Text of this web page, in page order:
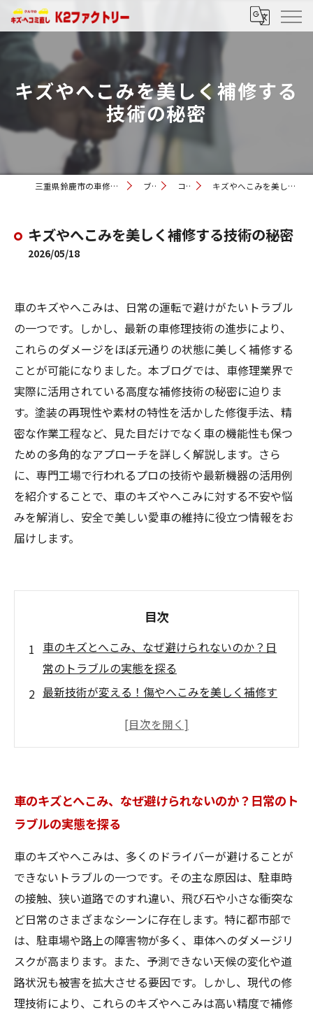
キズやへこみを美しく補修する
技術の秘密
三重県鈴鹿市の車修理ならK2ファクトリー ブログ コラム キズやへこみを美しく補修する技術の秘密
キズやへこみを美しく補修する技術の秘密
2026/05/18
車のキズやへこみは、日常の運転で避けがたいトラブル
の一つです。しかし、最新の車修理技術の進歩により、
これらのダメージをほぼ元通りの状態に美しく補修する
ことが可能になりました。本ブログでは、車修理業界で
実際に活用されている高度な補修技術の秘密に迫りま
す。塗装の再現性や素材の特性を活かした修復手法、精
密な作業工程など、見た目だけでなく車の機能性も保つ
ための多角的なアプローチを詳しく解説します。さら
に、専門工場で行われるプロの技術や最新機器の活用例
を紹介することで、車のキズやへこみに対する不安や悩
みを解消し、安全で美しい愛車の維持に役立つ情報をお
届けします。
目次
車のキズとへこみ、なぜ避けられないのか？日
常のトラブルの実態を探る
最新技術が変える！傷やへこみを美しく補修す
塗装再現と素材特性を極める：プロが教える精
しさを両立した修理の現場
キズとへこみの悩みから解放！安全で美しい愛
車を維持するための秘訣まとめ
プロの技術が叶える車の再生術：補修の可能性
と未来への展望
愛車のキズもへこみも怖くない！修理技術の進
歩がもたらす安心と信頼
車のキズとへこみ、なぜ避けられないのか？日常のト
ラブルの実態を探る
車のキズやへこみは、多くのドライバーが避けることが
できないトラブルの一つです。その主な原因は、駐車時
の接触、狭い道路でのすれ違い、飛び石や小さな衝突な
ど日常のさまざまなシーンに存在します。特に都市部で
は、駐車場や路上の障害物が多く、車体へのダメージリ
スクが高まります。また、予測できない天候の変化や道
路状況も被害を拡大させる要因です。しかし、現代の修
理技術により、これらのキズやへこみは高い精度で補修